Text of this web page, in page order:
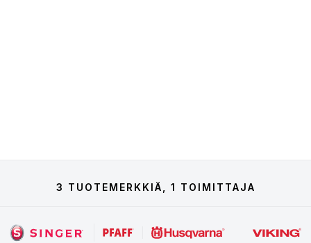
3 TUOTEMERKKIÄ, 1 TOIMITTAJA